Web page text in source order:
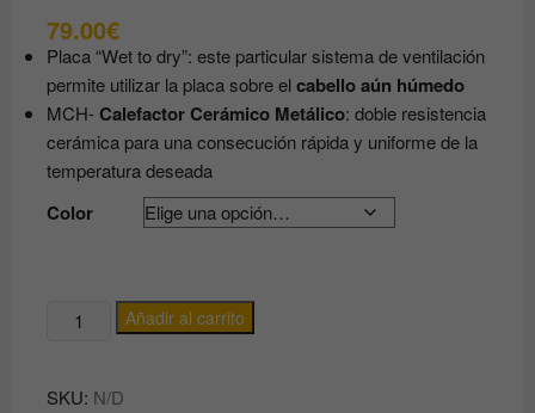
79.00€
Placa “Wet to dry”: este particular sistema de ventilación
permite utilizar la placa sobre el cabello aún húmedo
MCH- Calefactor Cerámico Metálico: doble resistencia
cerámica para una consecución rápida y uniforme de la
temperatura deseada
Color
PLANCHA
PROFESIONAL
TITANUM
Añadir al carrito
SKU: N/D